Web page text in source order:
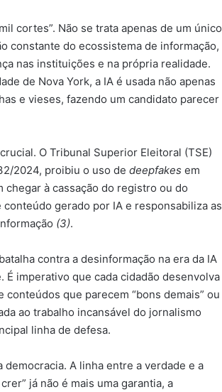
cortes”. Não se trata apenas de um único
constante do ecossistema de informação,
nas instituições e na própria realidade.
de Nova York, a IA é usada não apenas
e vieses, fazendo um candidato parecer
O Tribunal Superior Eleitoral (TSE)
2024, proibiu o uso de deepfakes em
à cassação do registro ou do
gerado por IA e responsabiliza as
(3).
contra a desinformação na era da IA
imperativo que cada cidadão desenvolva
que parecem “bons demais” ou
ao trabalho incansável do jornalismo
linha de defesa.
A linha entre a verdade e a
já não é mais uma garantia, a